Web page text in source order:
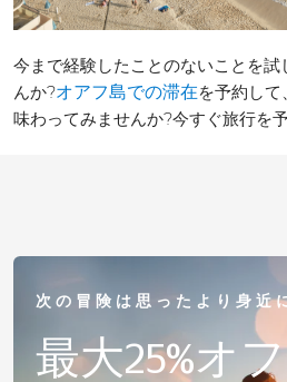
今まで経験したことのないことを
んか?オアフ島での滞在を予約し
味わってみませんか?今すぐ旅行を
次の冒険は思ったより身近
最大25%オフ